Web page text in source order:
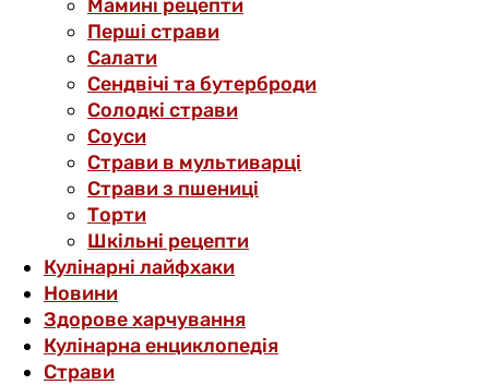
Мамині рецепти
Перші страви
Салати
Сендвічі та бутерброди
Солодкі страви
Соуси
Страви в мультиварці
Страви з пшениці
Торти
Шкільні рецепти
Кулінарні лайфхаки
Новини
Здорове харчування
Кулінарна енциклопедія
Страви